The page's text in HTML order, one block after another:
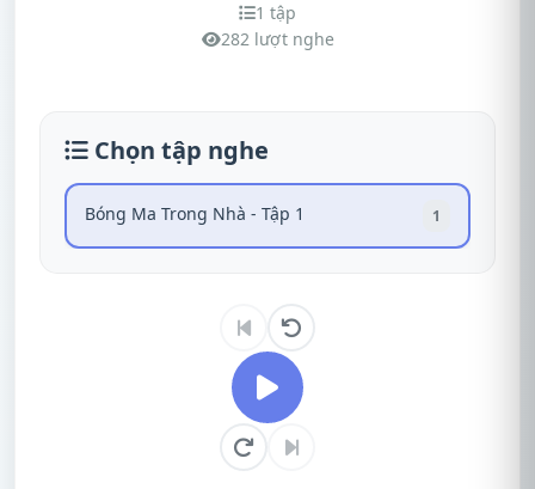
1 tập
282 lượt nghe
Chọn tập nghe
Bóng Ma Trong Nhà - Tập 1 1